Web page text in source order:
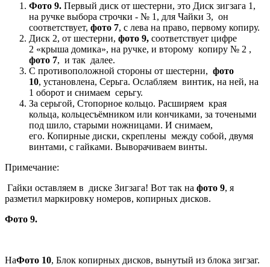
Фото 9. Первый диск от шестерни, это Диск зигзага 1,
на ручке выбора строчки - № 1, для Чайки 3, он
соответствует, фото 7, с лева на право, первому копиру.
Диск 2, от шестерни, фото 9, соответствует цифре
2 «крыша домика», на ручке, и второму копиру № 2 ,
фото 7, и так далее.
С противоположной стороны от шестерни, фото
10, установлена, Серьга. Ослабляем винтик, на ней, на
1 оборот и снимаем серьгу.
За серьгой, Стопорное кольцо. Расширяем края
кольца, кольцесъёмником или кончиками, за точеными
под шило, старыми ножницами. И снимаем,
его. Копирные диски, скреплены между собой, двумя
винтами, с гайками. Выворачиваем винты.
Примечание:
Гайки оставляем в диске Зигзага! Вот так на фото 9, я
разметил маркировку номеров, копирных дисков.
Фото 9.
НаФото 10, Блок копирных дисков, вынутый из блока зигзаг.